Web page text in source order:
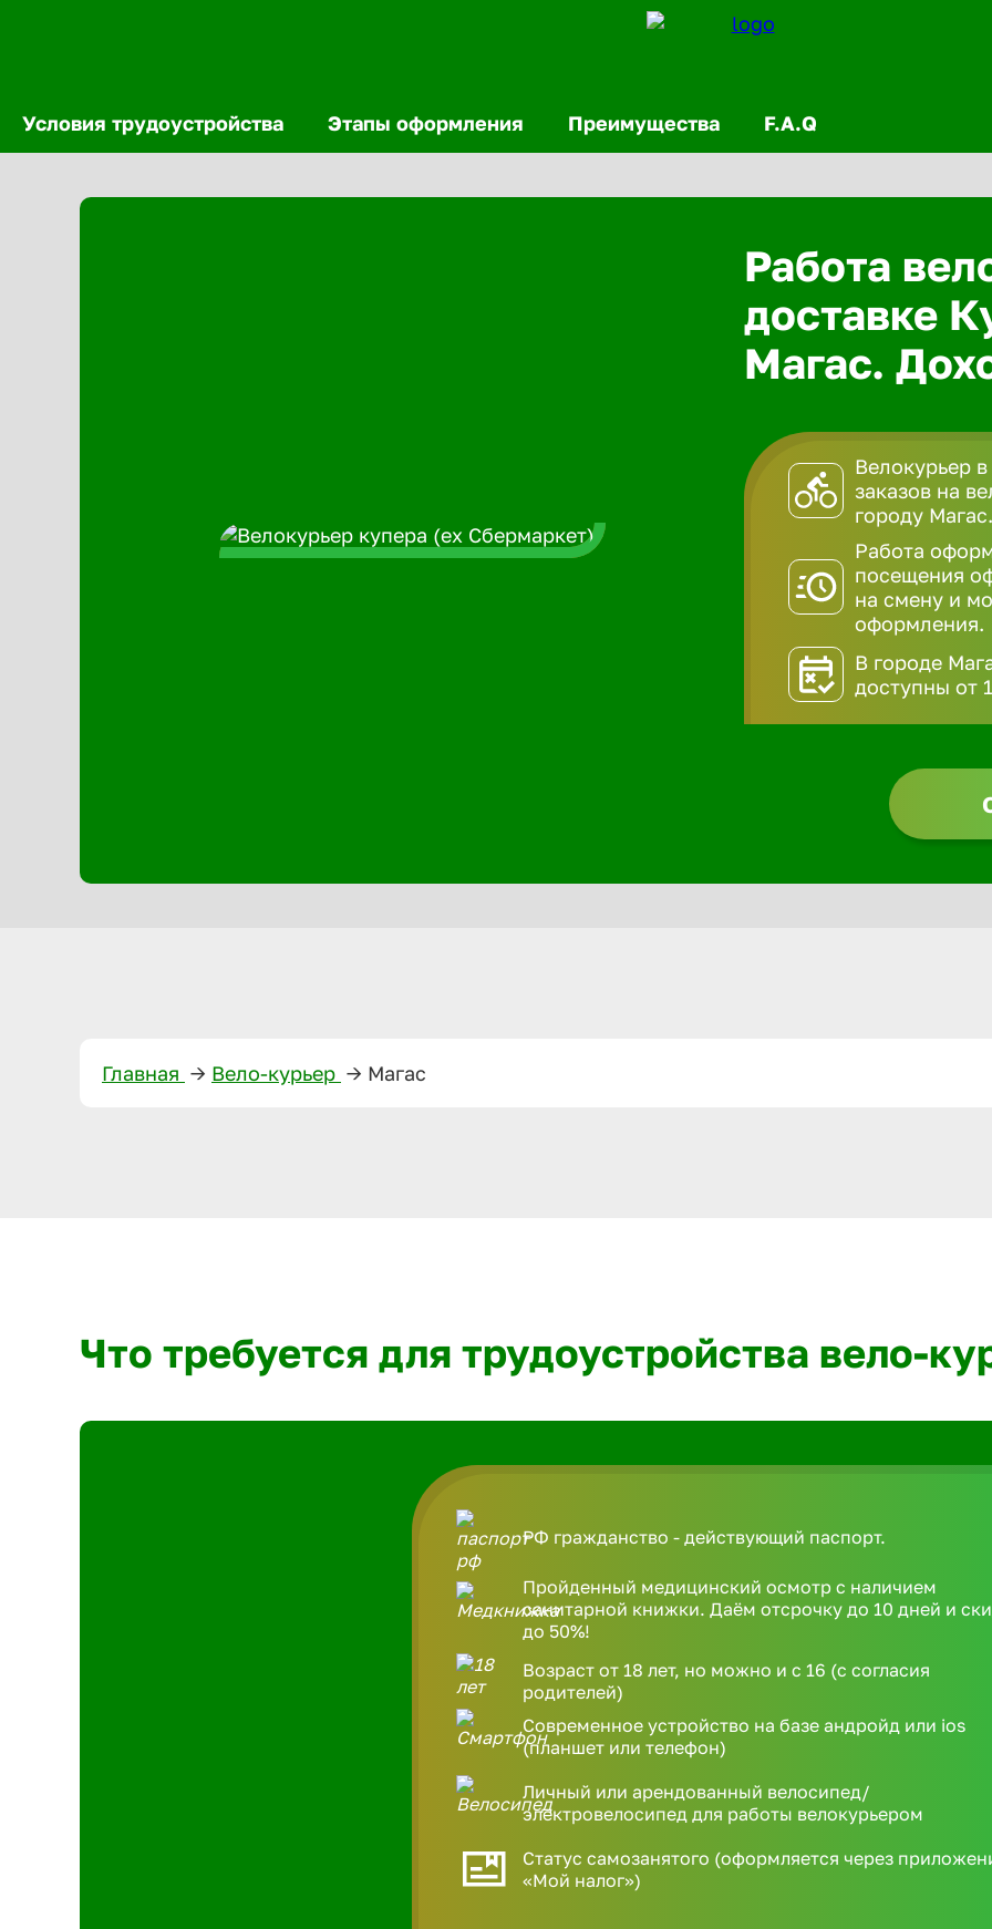
Условия трудоустройства Этапы оформления Преимущества F.A.Q
Работа
доставке
Магас.
Велокурьер
заказов на
городу Магас.
Работа
посещения
на смену и
оформления.
В городе
доступны от
Главная —> Вело-курьер —> Магас
Что требуется для трудоустройства вело-
РФ гражданство - действующий паспорт.
Пройденный медицинский осмотр с наличием
санитарной книжки. Даём отсрочку до 10 дней и
до 50%!
Возраст от 18 лет, но можно и с 16 (с согласия
родителей)
Современное устройство на базе андройд или ios
(планшет или телефон)
Личный или арендованный велосипед/
электровелосипед для работы велокурьером
Статус самозанятого (оформляется через
«Мой налог»)